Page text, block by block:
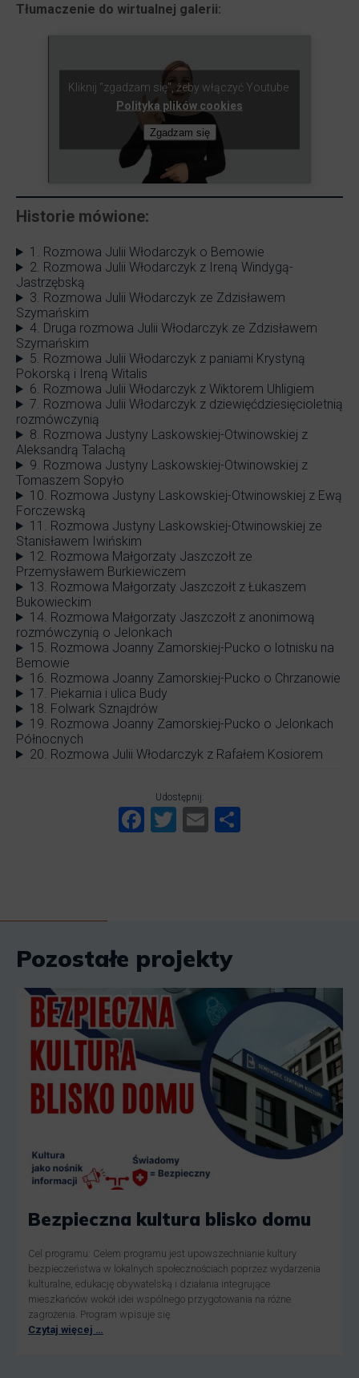
Tłumaczenie do wirtualnej galerii:
Kliknij "zgadzam się", żeby włączyć Youtube
Polityka plików cookies
Zgadzam się
Historie mówione:
1. Rozmowa Julii Włodarczyk o Bemowie
2. Rozmowa Julii Włodarczyk z Ireną Windygą-
Jastrzębską
3. Rozmowa Julii Włodarczyk ze Zdzisławem
Szymańskim
4. Druga rozmowa Julii Włodarczyk ze Zdzisławem
Szymańskim
5. Rozmowa Julii Włodarczyk z paniami Krystyną
Pokorską i Ireną Witalis
6. Rozmowa Julii Włodarczyk z Wiktorem Uhligiem
7. Rozmowa Julii Włodarczyk z dziewięćdziesięcioletnią
rozmówczynią
8. Rozmowa Justyny Laskowskiej-Otwinowskiej z
Aleksandrą Talachą
9. Rozmowa Justyny Laskowskiej-Otwinowskiej z
Tomaszem Sopyło
10. Rozmowa Justyny Laskowskiej-Otwinowskiej z Ewą
Forczewską
11. Rozmowa Justyny Laskowskiej-Otwinowskiej ze
Stanisławem Iwińskim
12. Rozmowa Małgorzaty Jaszczołt ze
Przemysławem Burkiewiczem
13. Rozmowa Małgorzaty Jaszczołt z Łukaszem
Bukowieckim
14. Rozmowa Małgorzaty Jaszczołt z anonimową
rozmówczynią o Jelonkach
15. Rozmowa Joanny Zamorskiej-Pucko o lotnisku na
Bemowie
16. Rozmowa Joanny Zamorskiej-Pucko o Chrzanowie
17. Piekarnia i ulica Budy
18. Folwark Sznajdrów
19. Rozmowa Joanny Zamorskiej-Pucko o Jelonkach
Północnych
20. Rozmowa Julii Włodarczyk z Rafałem Kosiorem
Udostępnij:
FacebookTwitter Email
Pozostałe projekty
Bezpieczna kultura blisko domu
Cel programu: Celem programu jest upowszechnianie kultury
bezpieczeństwa w lokalnych społecznościach poprzez wydarzenia
kulturalne, edukację obywatelską i działania integrujące
mieszkańców wokół idei wspólnego przygotowania na różne
zagrożenia. Program wpisuje się
Czytaj więcej …